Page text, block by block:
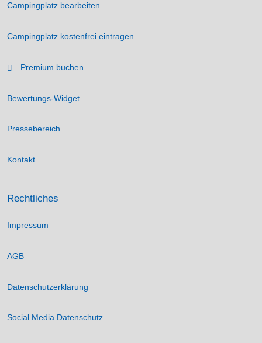
Campingplatz bearbeiten
Campingplatz kostenfrei eintragen
Premium buchen
Bewertungs-Widget
Pressebereich
Kontakt
Rechtliches
Impressum
AGB
Datenschutzerklärung
Social Media Datenschutz